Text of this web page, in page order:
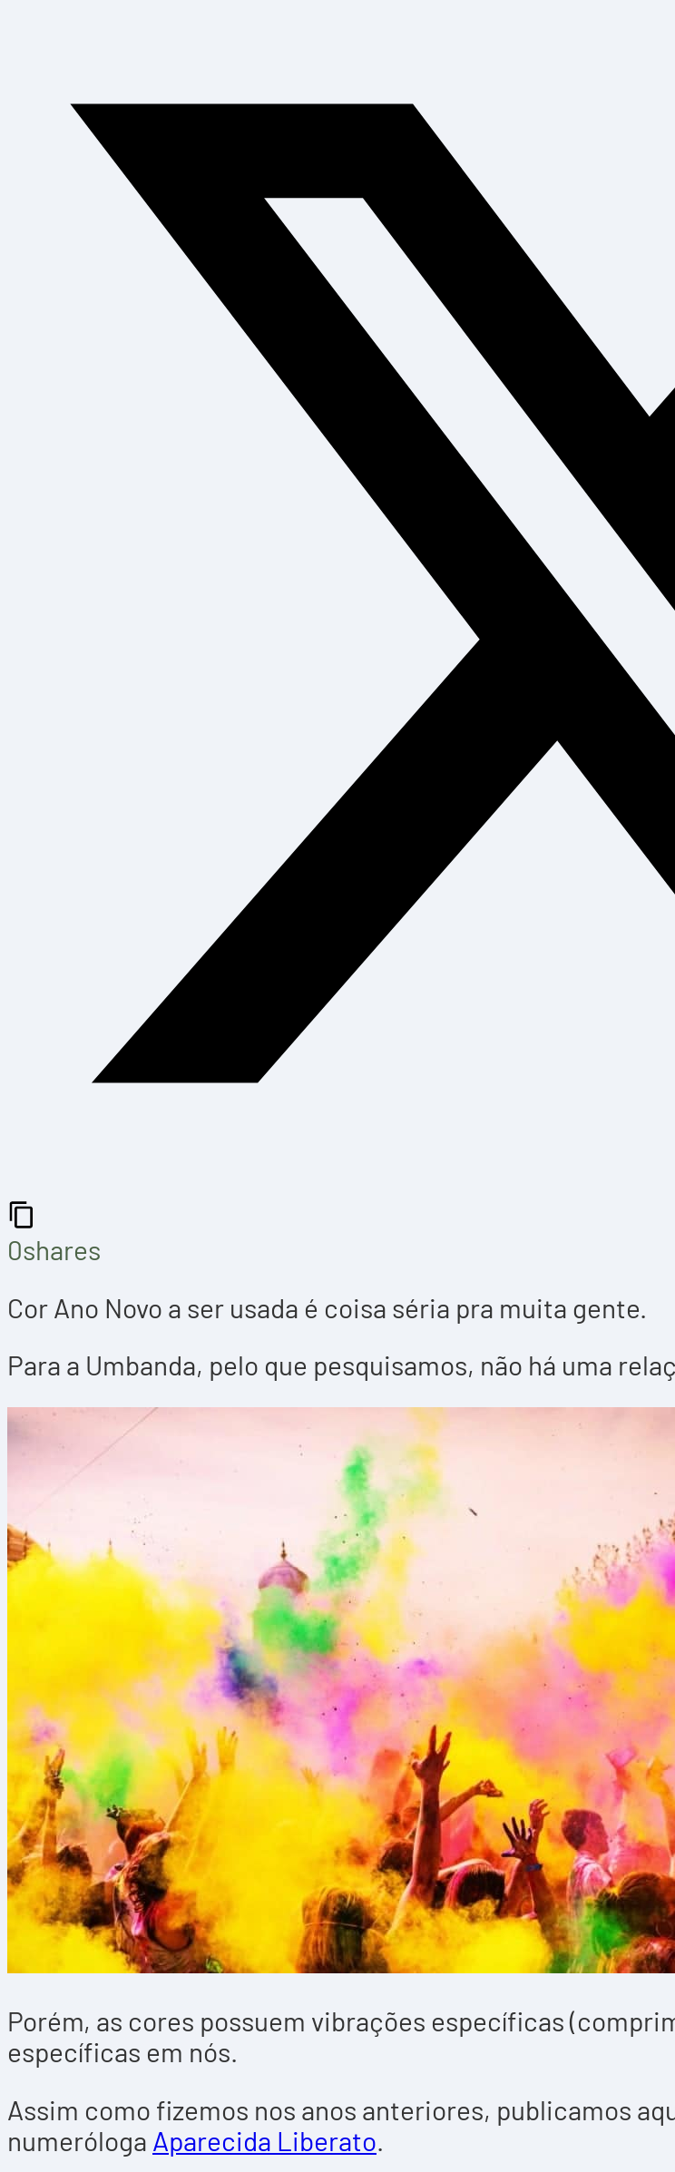
0shares
Cor Ano Novo a ser usada é coisa séria pra muita gente.
Para a Umbanda, pelo que pesquisamos, não há uma
Porém, as cores possuem vibrações específicas
específicas em nós.
Assim como fizemos nos anos anteriores, publicamos
numeróloga Aparecida Liberato.